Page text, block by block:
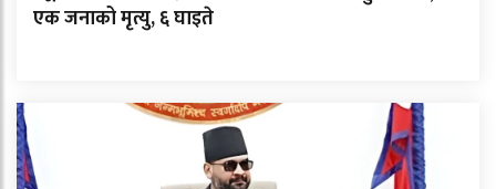
एक जनाको मृत्यु, ६ घाइते